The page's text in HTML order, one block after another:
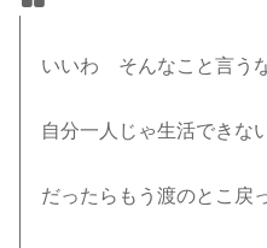
いいわ そんなこと言う
自分一人じゃ生活できな
だったらもう渡のとこ戻